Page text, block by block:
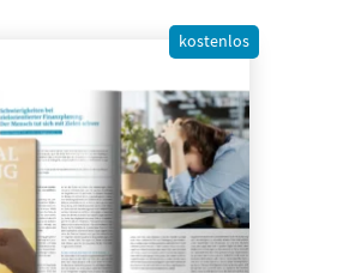
kostenlos